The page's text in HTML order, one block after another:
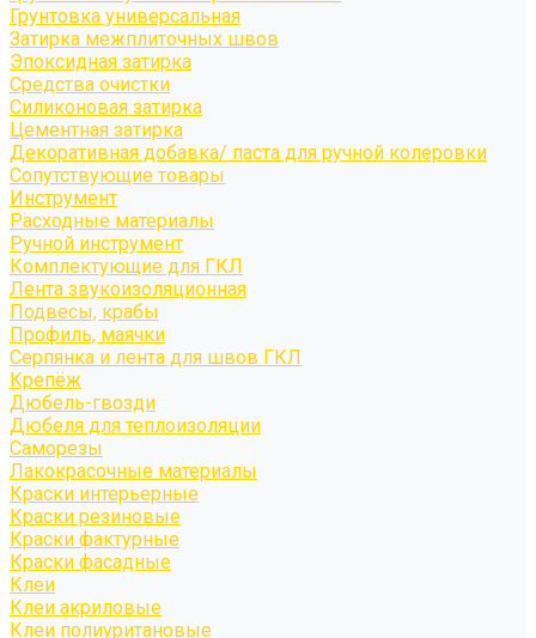
Грунтовка универсальная
Затирка межплиточных швов
Эпоксидная затирка
Средства очистки
Силиконовая затирка
Цементная затирка
Декоративная добавка/ паста для ручной колеровки
Сопутствующие товары
Инструмент
Расходные материалы
Ручной инструмент
Комплектующие для ГКЛ
Лента звукоизоляционная
Подвесы, крабы
Профиль, маячки
Серпянка и лента для швов ГКЛ
Крепёж
Дюбель-гвозди
Дюбеля для теплоизоляции
Саморезы
Лакокрасочные материалы
Краски интерьерные
Краски резиновые
Краски фактурные
Краски фасадные
Клеи
Клеи акриловые
Клеи полиуритановые